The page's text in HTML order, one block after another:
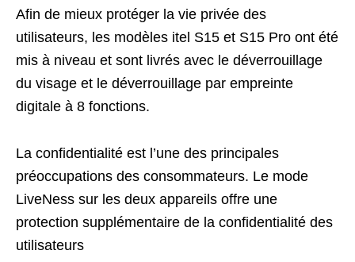
Afin de mieux protéger la vie privée des
utilisateurs, les modèles itel S15 et S15 Pro ont été
mis à niveau et sont livrés avec le déverrouillage
du visage et le déverrouillage par empreinte
digitale à 8 fonctions.
La confidentialité est l’une des principales
préoccupations des consommateurs. Le mode
LiveNess sur les deux appareils offre une
protection supplémentaire de la confidentialité des
utilisateurs